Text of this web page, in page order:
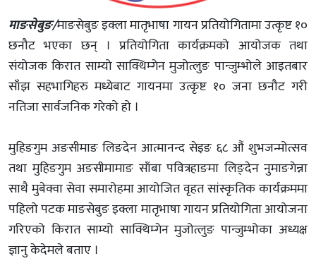
माङसेबुङ/माङसेबुङ इक्ला मातृभाषा गायन प्रतियोगितामा उत्कृष्ट १०
छनौट भएका छन् । प्रतियोगिता कार्यक्रमको आयोजक तथा
संयोजक किरात साम्यो साक्थिम्गेन मुजोत्लुङ पान्जुम्भोले आइतबार
साँझ सहभागिहरु मध्येबाट गायनमा उत्कृष्ट १० जना छनौट गरी
नतिजा सार्वजनिक गरेको हो ।
मुहिङगुम अङसीमाङ लिङदेन आत्मानन्द सेइङ ६८ औं शुभजन्मोत्सव
तथा मुहिङगुम अङसीमामाङ साँबा पवित्रहाङमा लिङ्देन नुमाङगेन्ना
साथै मुबेक्वा सेवा समारोहमा आयोजित वृहत सांस्कृतिक कार्यक्रममा
पहिलो पटक माङसेबुङ इक्ला मातृभाषा गायन प्रतियोगिता आयोजना
गरिएको किरात साम्यो साक्थिम्गेन मुजोत्लुङ पान्जुम्भोका अध्यक्ष
ज्ञानु केदेमले बताए ।